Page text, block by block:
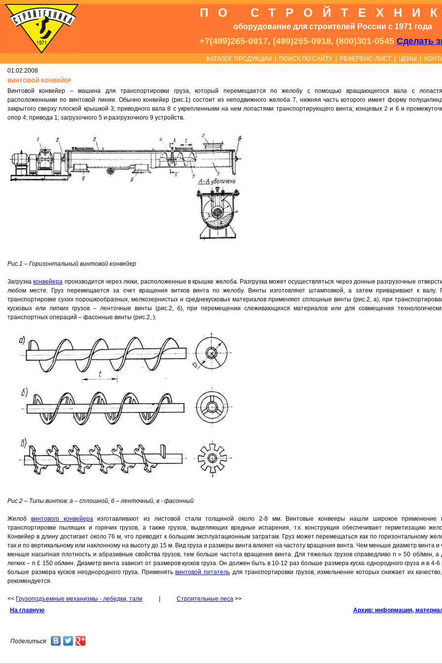
ПО
оборудование для строителей России с 1971 года
+7(499)265-0917, (499)265-0918, (800)301-0545 Сделать
КАТАЛОГ ПРОДУКЦИИ ПОИСК ПО САЙТУ РЕФЕРЕНС-ЛИСТ ЦЕНЫ
01.02.2008
ВИНТОВОЙ КОНВЕЙЕР
Винтовой конвейер – машина для транспортировки груза, который перемещается по желобу с помощью вращающегося вала с
расположенными по винтовой линии. Обычно конвейер (рис.1) состоит из неподвижного желоба 7, нижняя часть которого имеет форму
закрытого сверху плоской крышкой 3; приводного вала 8 с укрепленными на нем лопастями транспортирующего винта; концевых 2 и 6 и
опор 4; привода 1; загрузочного 5 и раз­грузочного 9 устройств.
Рис.1 – Горизонтальный винтовой конвейер
Загрузкаконвейера производится через люки, расположенные в крышке желоба. Разгрузка может осуществляться через донные разгрузочные
любом месте. Груз перемещается за счет вращения витков винта по желобу. Винты изготовляют штамповкой, а затем приваривают к валу.
транспортировке сухих порошкообразных, мелкозернистых и среднекусковых материалов применяют сплошные винты (рис.2, а), при
кусковых или липких грузов – ленточные винты (рис.2, б), при перемещении слеживающихся материалов или для совмещения
транспортных операций – фасонные винты (рис.2, ).
Рис.2 – Типы винтов: а – сплошной, б – ленточный, в - фасонный
Желоб винтового конвейераизготавливают из листовой стали толщиной около 2-8 мм. Винтовые конвееры нашли широкое применение
транспортировке пылящих и горячих грузов, а также грузов, выделяющих вредные испарения, т.к. конструкция обеспечивает герметизацию
Конвейер в длину достигает около 76 м, что приводит к большим эксплуатационным затратам. Груз может перемещаться как по горизонтальному
так и по вертикальному или наклонному на высоту до 15 м. Вид груза и размеры винта влияют на частоту вращения винта. Чем меньше диаметр винта и
меньше насыпная плотность и абразивные свойства грузов, тем больше частота вращения винта. Для тяжелых грузов справедливо n » 50 об/мин, а
легких – n £ 150 об/мин. Диаметр винта зависит от размеров кусков груза. Он должен быть в 10-12 раз больше размера куска однородного груза и в 4-6
больше размера кусков неоднородного груза. Применятьвинтовой питательдля транспортировки грузов, измельчение которых снижает их
рекомендуется.
<< Грузоподъемные механизмы - лебедки, тали Строительные леса >>
На главную
Архив: информация,
Поделиться